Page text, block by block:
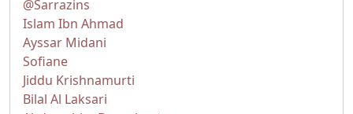
@Sarrazins
Islam Ibn Ahmad
Ayssar Midani
Sofiane
Jiddu Krishnamurti
Bilal Al Laksari